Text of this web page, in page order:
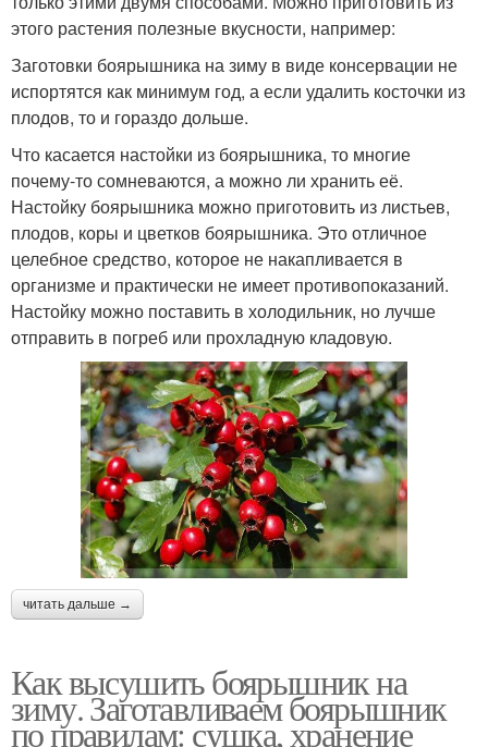
этого растения полезные вкусности, например:
Заготовки боярышника на зиму в виде консервации не
испортятся как минимум год, а если удалить косточки из
плодов, то и гораздо дольше.
Что касается настойки из боярышника, то многие
почему-то сомневаются, а можно ли хранить её.
Настойку боярышника можно приготовить из листьев,
плодов, коры и цветков боярышника. Это отличное
целебное средство, которое не накапливается в
организме и практически не имеет противопоказаний.
Настойку можно поставить в холодильник, но лучше
отправить в погреб или прохладную кладовую.
читать дальше →
Как высушить боярышник на
зиму. Заготавливаем боярышник
по правилам: сушка, хранение